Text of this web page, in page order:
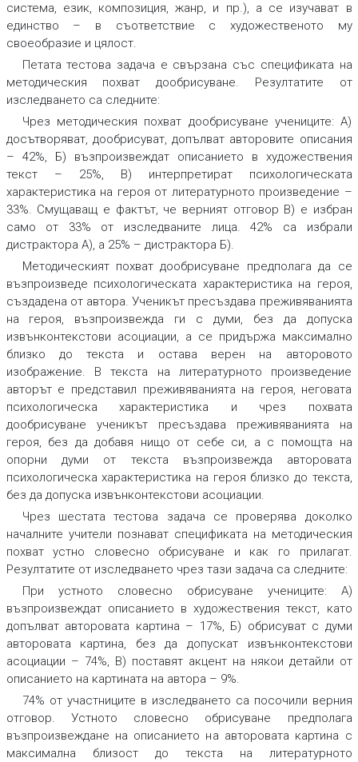
система, език, композиция, жанр, и пр.), а се изучават в
единство – в съответствие с художественото му
своеобразие и цялост.
Петата тестова задача е свързана със спецификата на
методическия похват дообрисуване. Резултатите от
изследването са следните:
Чрез методическия похват дообрисуване учениците: А)
досътворяват, дообрисуват, допълват авторовите описания
– 42%, Б) възпроизвеждат описанието в художествения
текст – 25%, В) интерпретират психологическата
характеристика на героя от литературното произведение –
33%. Смущаващ е фактът, че верният отговор В) е избран
само от 33% от изследваните лица. 42% са избрали
дистрактора А), а 25% – дистрактора Б).
Методическият похват дообрисуване предполага да се
възпроизведе психологическата характеристика на героя,
създадена от автора.Ученикът пресъздава преживяванията
на героя, възпроизвежда ги с думи, без да допуска
извънконтекстови асоциации, а се придържа максимално
близко до текста и остава верен на авторовото
изображение. В текста на литературното произведение
авторът е представил преживяванията на героя, неговата
психологическа характеристика и чрез похвата
дообрисуване ученикът пресъздава преживяванията на
героя, без да добавя нищо от себе си, а с помощта на
опорни думи от текста възпроизвежда авторовата
психологическа характеристика на героя близко до текста,
без да допуска извънконтекстови асоциации.
Чрез шестата тестова задача се проверява доколко
началните учители познават спецификата на методическия
похват устно словесно обрисуване и как го прилагат.
Резултатите от изследването чрез тази задача са следните:
При устното словесно обрисуване учениците: А)
възпроизвеждат описанието в художествения текст, като
допълват авторовата картина – 17%, Б) обрисуват с думи
авторовата картина, без да допускат извънконтекстови
асоциации – 74%, В) поставят акцент на някои детайли от
описанието на картината на автора – 9%.
74% от участниците в изследването са посочили верния
отговор. Устното словесно обрисуване предполага
възпроизвеждане на описанието на авторовата картина с
максимална близост до текста на литературното